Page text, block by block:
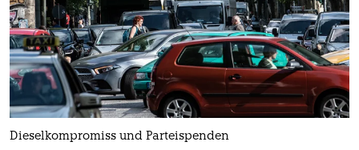
Dieselkompromiss und Parteispenden